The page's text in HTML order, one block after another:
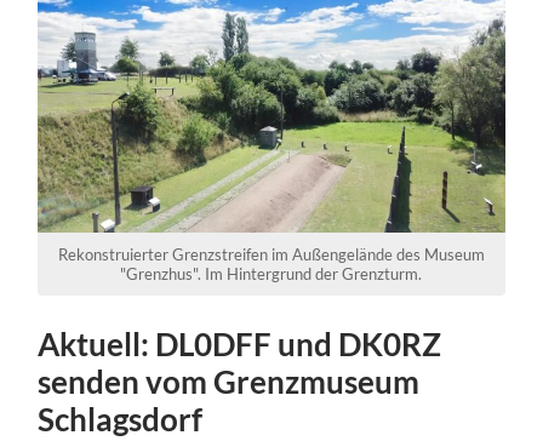
Rekonstruierter Grenzstreifen im Außengelände des Museum
"Grenzhus". Im Hintergrund der Grenzturm.
Aktuell: DL0DFF und DK0RZ
senden vom Grenzmuseum
Schlagsdorf